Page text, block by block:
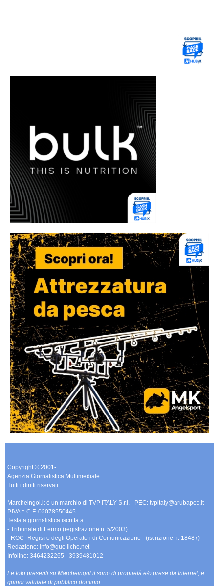
-------------------------------------------------------------
Copyright © 2001-
Agenzia Giornalistica Multimediale.
Tutti i diritti riservati.
Marcheingol.it è un marchio di TVP ITALY S.r.l. - PEC: tvpitaly@arubapec.it
P.IVA e C.F. 02078550445
Testata giornalistica iscritta a:
- Tribunale di Fermo (registrazione n. 5/2003)
- ROC -Registro degli Operatori di Comunicazione - (iscrizione n. 18487)
Redazione: info@quelliche.net
Infoline: 3464232265 - 3939481012
Le foto presenti su Marcheingol.it sono di proprietà e/o prese da Internet, e
quindi valutate di pubblico dominio.